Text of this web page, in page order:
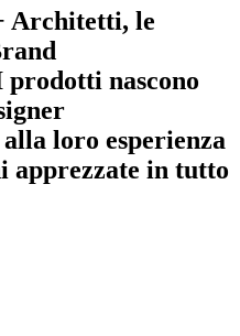
Architetti, le
prodotti nascono
loro esperienza
apprezzate in tutto